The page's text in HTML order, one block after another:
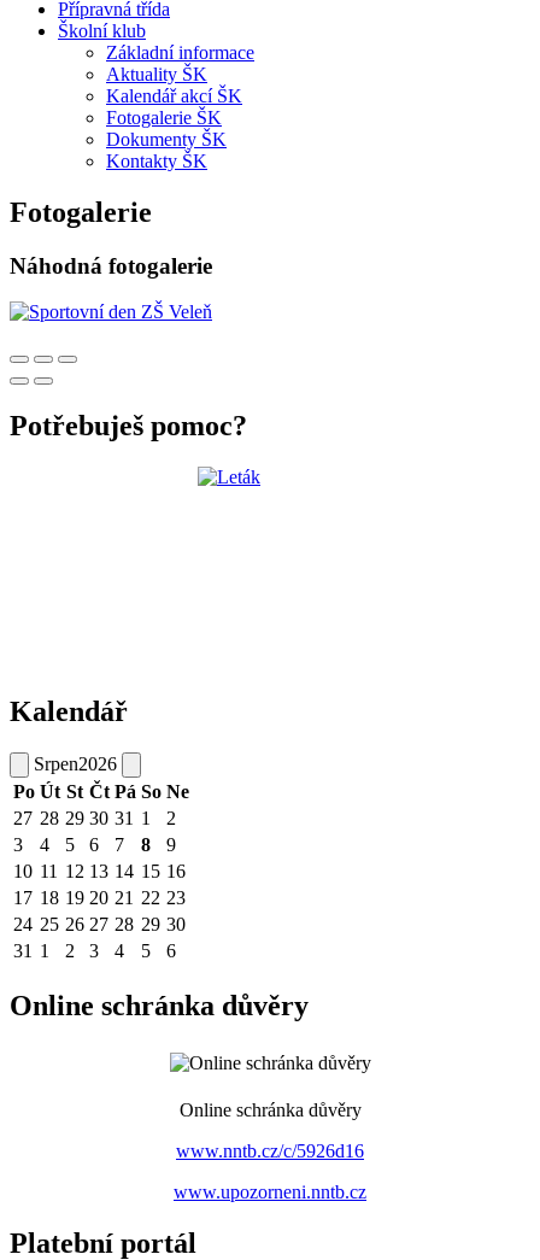
Přípravná třída
Školní klub
Základní informace
Aktuality ŠK
Kalendář akcí ŠK
Fotogalerie ŠK
Dokumenty ŠK
Kontakty ŠK
Fotogalerie
Náhodná fotogalerie
Potřebuješ pomoc?
Kalendář
Srpen2026
Po Út St Čt Pá So Ne
27 28 29 30 31 1
2
3
4 5 6 7 8
9
10 11 12 13 14 15 16
17 18 19 20 21 22 23
24 25 26 27 28 29 30
31 1 2 3 4 5 6
Online schránka důvěry
Online schránka důvěry
www.nntb.cz/c/5926d16
www.upozorneni.nntb.cz
Platební portál